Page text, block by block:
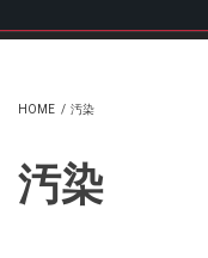
HOME / 汚染
汚染